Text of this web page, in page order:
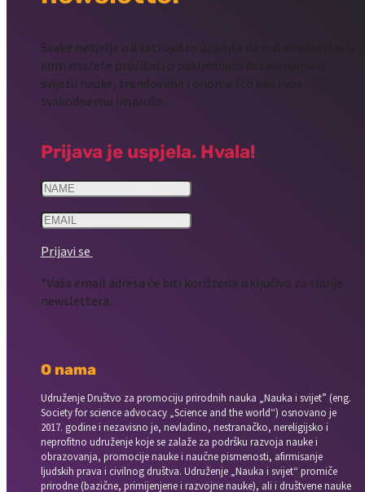
Svake nedjelje u 8 sati ujutro uživajte uz naš newsletter u
kom možete pročitati o posljednjim dešavanjima u
svijetu nauke, trendovima i onome što nas i vas
svakodnevno inspiriše.
Prijava je uspjela. Hvala!
Prijavi se
*Vaša email adresa će biti korištena isključivo za slanje
newslettera.
O nama
Udruženje Društvo za promociju prirodnih nauka „Nauka i svijet” (eng.
Society for science advocacy „Science and the world“) osnovano je
2017. godine i nezavisno je, nevladino, nestranačko, nereligijsko i
neprofitno udruženje koje se zalaže za podršku razvoja nauke i
obrazovanja, promocije nauke i naučne pismenosti, afirmisanje
ljudskih prava i civilnog društva. Udruženje „Nauka i svijet“ promiče
prirodne (bazične, primijenjene i razvojne nauke), ali i društvene nauke